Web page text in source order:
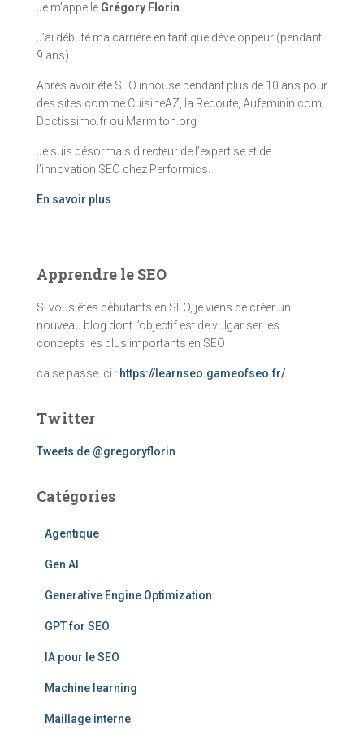
Je m’appelle Grégory Florin
J’ai débuté ma carrière en tant que développeur (pendant
9 ans)
Après avoir été SEO inhouse pendant plus de 10 ans pour
des sites comme CuisineAZ, la Redoute, Aufeminin.com,
Doctissimo.fr ou Marmiton.org
Je suis désormais directeur de l’expertise et de
l’innovation SEO chez Performics.
En savoir plus
Apprendre le SEO
Si vous êtes débutants en SEO, je viens de créer un
nouveau blog dont l’objectif est de vulgariser les
concepts les plus importants en SEO
ca se passe ici : https://learnseo.gameofseo.fr/
Twitter
Tweets de @gregoryflorin
Catégories
Agentique
Gen AI
Generative Engine Optimization
GPT for SEO
IA pour le SEO
Machine learning
Maillage interne